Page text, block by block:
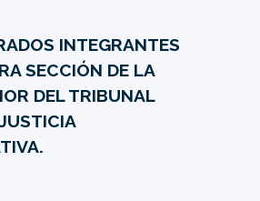
INTEGRANTES
SECCIÓN DE LA
DEL TRIBUNAL